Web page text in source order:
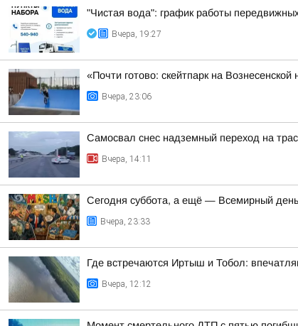
"Чистая вода": график работы
Вчера, 19:27
«Почти готово: скейтпарк на
Вчера, 23:06
Самосвал снес надземный переход на
Вчера, 14:11
Сегодня суббота, а ещё — Всемирный
Вчера, 23:33
Где встречаются Иртыш и Тобол:
Вчера, 12:12